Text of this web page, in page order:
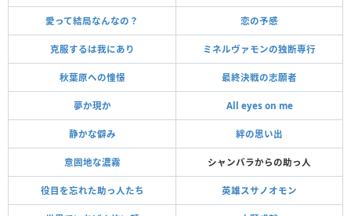
愛って結局なんなの？ 恋の予感
克服するは我にあり ミネルヴァモンの独断専行
秋葉原への憧憬 最終決戦の志願者
夢か現か All eyes on me
静かな僻み 絆の思い出
意固地な濃霧 シャンバラからの助っ人
役目を忘れた助っ人たち 英雄スサノオモン